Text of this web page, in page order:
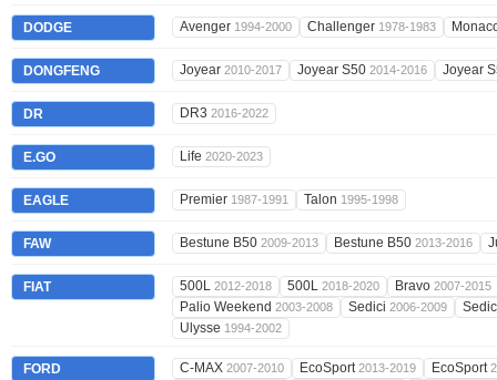
DODGE Avenger 1994-2000 Challenger 1978-1983
DONGFENG Joyear 2010-2017 Joyear S50 2014-2016 Joyear
DR DR3 2016-2022
E.GO Life 2020-2023
EAGLE Premier 1987-1991 Talon 1995-1998
FAW Bestune B50 2009-2013 Bestune B50 2013-2016
FIAT 500L 2012-2018 500L 2018-2020 Bravo 2007-2015
Palio Weekend 2003-2008 Sedici 2006-2009
Ulysse 1994-2002
FORD C-MAX 2007-2010 EcoSport2013-2019 EcoSport